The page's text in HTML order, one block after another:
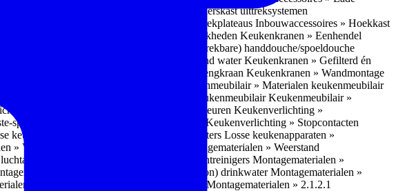
Inbouwaccessoires » Apothekerskast uittreksystemen
Inbouwaccessoires » Hoekkast uittrekplateaus Inbouwaccessoires » Hoekkast
Keukenkranen » Bedieningsmogelijkheden Keukenkranen » Eenhendel
Keukenkranen » Met (uitrekbare) handdouche/spoeldouche
Keukenkranen » Kokend waterKeukenkranen » Gefilterd én
Keukenkranen » Bladmengkraan Keukenkranen » Wandmontage
Keukenmeubilair » Materialen keukenmeubilair
Keukenmeubilair » Duurzaamheid keukenmeubilairKeukenmeubilair »
» Installatie Keukenverlichting » Lichtkleuren Keukenverlichting »
spanning
Keukenverlichting » Stopcontacten
keukenapparaten » Plintverwarming/plintheaters Losse keukenapparaten »
» Verschillende Luchtafvoersystemen
Montagematerialen » Weerstand
Montagematerialen » Luchtreinigers Montagematerialen »
» Aansluitmateriaal voor (schoon) drinkwaterMontagematerialen »
» Dempingsysteem van lades en deuren Montagematerialen » 2.1.2.1